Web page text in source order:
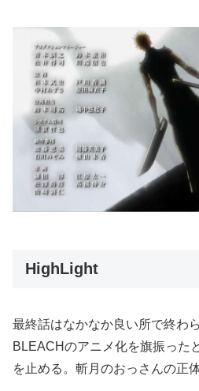
HighLight
最終話はなかなか良い所で終わ
BLEACHのアニメ化を旗振った
を止める。斬月のおっさんの正